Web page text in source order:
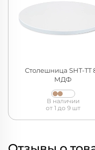
Столешница SHT-TT
МДФ
В наличии
от 1 до 9 шт